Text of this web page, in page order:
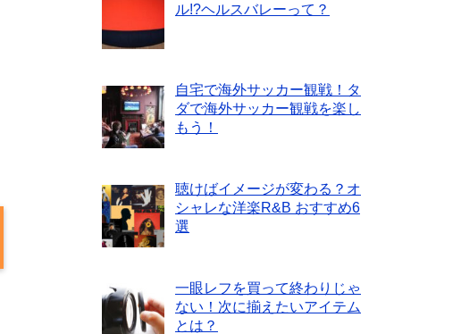
ル!?ヘルスバレーって？
自宅で海外サッカー観戦！タ
ダで海外サッカー観戦を楽し
もう！
聴けばイメージが変わる？オ
シャレな洋楽R&B おすすめ6
選
一眼レフを買って終わりじゃ
ない！次に揃えたいアイテム
とは？